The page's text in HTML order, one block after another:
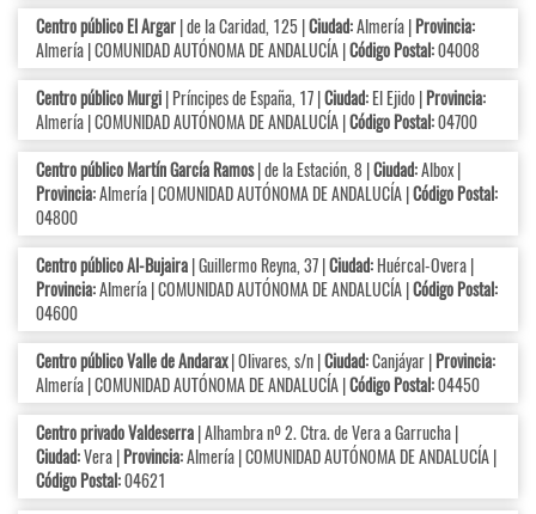
Centro público El Argar| de la Caridad, 125 |Ciudad:Almería |Provincia:
Almería | COMUNIDAD AUTÓNOMA DE ANDALUCÍA |Código Postal:04008
Centro público Murgi| Príncipes de España, 17 |Ciudad:El Ejido |Provincia:
Almería | COMUNIDAD AUTÓNOMA DE ANDALUCÍA |Código Postal:04700
Centro público Martín García Ramos| de la Estación, 8 |Ciudad:Albox |
Provincia:Almería | COMUNIDAD AUTÓNOMA DE ANDALUCÍA |Código Postal:
04800
Centro público Al-Bujaira| Guillermo Reyna, 37 |Ciudad:Huércal-Overa |
Provincia:Almería | COMUNIDAD AUTÓNOMA DE ANDALUCÍA |Código Postal:
04600
Centro público Valle de Andarax| Olivares, s/n |Ciudad:Canjáyar |Provincia:
Almería | COMUNIDAD AUTÓNOMA DE ANDALUCÍA |Código Postal:04450
Centro privado Valdeserra| Alhambra nº 2. Ctra. de Vera a Garrucha |
Ciudad:Vera |Provincia:Almería | COMUNIDAD AUTÓNOMA DE ANDALUCÍA |
Código Postal:04621